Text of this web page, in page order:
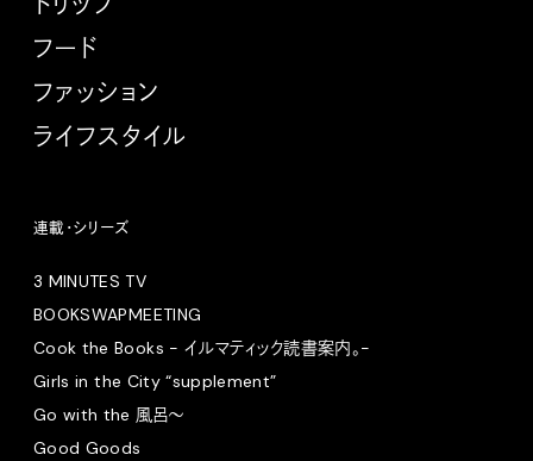
フード
ファッション
ライフスタイル
連載・シリーズ
3 MINUTES TV
BOOKSWAPMEETING
Cook the Books - イルマティック読書案内。-
Girls in the City “supplement”
Go with the 風呂〜
Good Goods